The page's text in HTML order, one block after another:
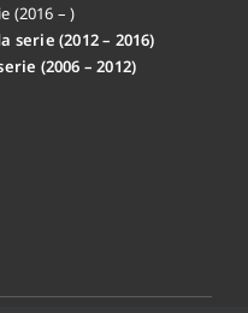
(2016 – )
serie (2012 – 2016)
(2006 – 2012)